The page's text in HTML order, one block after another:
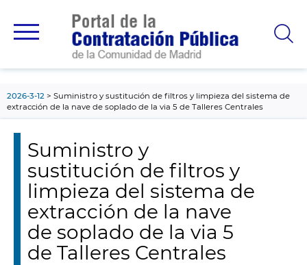
principal
2026-3-12
Suministro y sustitución de filtros y limpieza del sistema de
extracción de la nave de soplado de la via 5 de Talleres Centrales
Suministro y
sustitución de filtros y
limpieza del sistema de
extracción de la nave
de soplado de la via 5
de Talleres Centrales